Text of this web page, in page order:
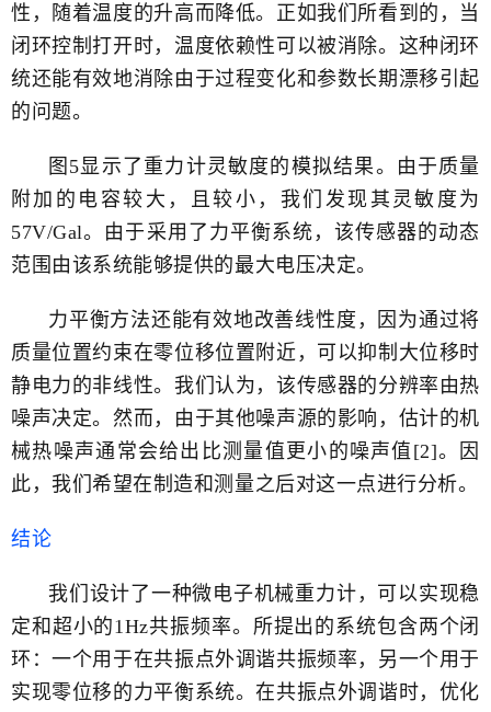
性，随着温度的升高而降低。正如我们所看到的，当
闭环控制打开时，温度依赖性可以被消除。这种闭环
统还能有效地消除由于过程变化和参数长期漂移引起
的问题。
图5显示了重力计灵敏度的模拟结果。由于质量
附加的电容较大，且较小，我们发现其灵敏度为
57V/Gal。由于采用了力平衡系统，该传感器的动态
范围由该系统能够提供的最大电压决定。
力平衡方法还能有效地改善线性度，因为通过将
质量位置约束在零位移位置附近，可以抑制大位移时
静电力的非线性。我们认为，该传感器的分辨率由热
噪声决定。然而，由于其他噪声源的影响，估计的机
械热噪声通常会给出比测量值更小的噪声值[2]。因
此，我们希望在制造和测量之后对这一点进行分析。
结论
我们设计了一种微电子机械重力计，可以实现稳
定和超小的1Hz共振频率。所提出的系统包含两个闭
环：一个用于在共振点外调谐共振频率，另一个用于
实现零位移的力平衡系统。在共振点外调谐时，优化